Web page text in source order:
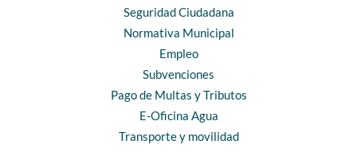
Seguridad Ciudadana
Normativa Municipal
Empleo
Subvenciones
Pago de Multas y Tributos
E-Oficina Agua
Transporte y movilidad